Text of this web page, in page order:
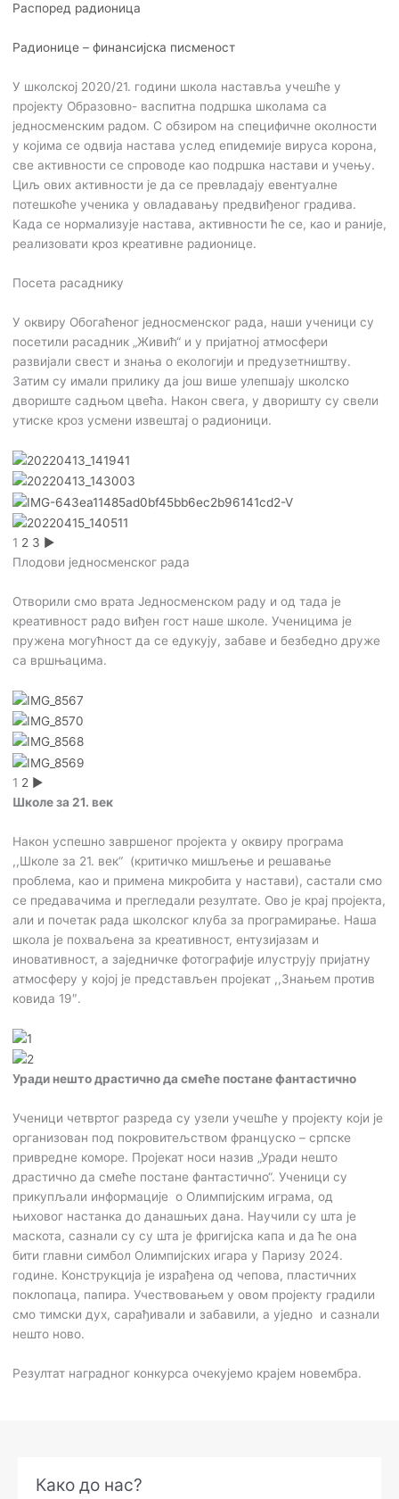
Распоред радионица
Радионице – финансијска писменост
У школској 2020/21. години школа наставља учешће у
пројекту Образовно- васпитна подршка школама са
једносменским радом. С обзиром на специфичне околности
у којима се одвија настава услед епидемије вируса корона,
све активности се спроводе као подршка настави и учењу.
Циљ ових активности је да се превладају евентуалне
потешкоће ученика у овладавању предвиђеног градива.
Када се нормализује настава, активности ће се, као и раније,
реализовати кроз креативне радионице.
Посета расаднику
У оквиру Обогаћеног једносменског рада, наши ученици су
посетили расадник „Живић“ и у пријатној атмосфери
развијали свест и знања о екологији и предузетништву.
Затим су имали прилику да још више улепшају школско
двориште садњом цвећа. Након свега, у дворишту су свели
утиске кроз усмени извештај о радионици.
1 2 3 ►
Плодови једносменског рада
Отворили смо врата Једносменском раду и од тада је
креативност радо виђен гост наше школе. Ученицима је
пружена могућност да се едукују, забаве и безбедно друже
са вршњацима.
1 2 ►
Школе за 21. век
Након успешно завршеног пројекта у оквиру програма
,,Школе за 21. век“ (критичко мишљење и решавање
проблема, као и примена микробита у настави), састали смо
се предавачима и прегледали резултате. Ово је крај пројекта,
али и почетак рада школског клуба за програмирање. Наша
школа је похваљена за креативност, ентузијазам и
иновативност, а заједничке фотографије илуструју пријатну
атмосферу у којој је представљен пројекат ,,Знањем против
ковида 19″.
Уради нешто драстично да смеће постане фантастично
Ученици четвртог разреда су узели учешће у пројекту који је
организован под покровитељством француско – српске
привредне коморе. Пројекат носи назив „Уради нешто
драстично да смеће постане фантастично“. Ученици су
прикупљали информације о Олимпијским играма, од
њиховог настанка до данашњих дана. Научили су шта је
маскота, сазнали су су шта је фригијска капа и да ће она
бити главни симбол Олимпијских игара у Паризу 2024.
године. Конструкција је израђена од чепова, пластичних
поклопаца, папира. Учествовањем у овом пројекту градили
смо тимски дух, сарађивали и забавили, а уједно и сазнали
нешто ново.
Резултат наградног конкурса очекујемо крајем новембра.
Како до нас?
р